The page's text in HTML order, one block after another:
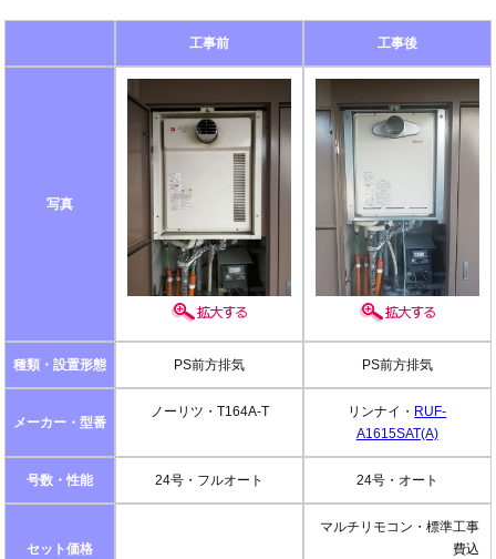
工事前 工事後
写真
種類・設置形態 PS前方排気 PS前方排気
メーカー・型番
ノーリツ・T164A-T リンナイ・ RUF-
A1615SAT(A)
号数・性能 24号・フルオート 24号・オート
セット価格
マルチリモコン・標準工事
費込